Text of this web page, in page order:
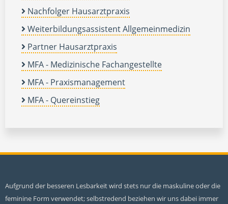
Nachfolger Hausarztpraxis
Weiterbildungsassistent Allgemeinmedizin
Partner Hausarztpraxis
MFA - Medizinische Fachangestellte
MFA - Praxismanagement
MFA - Quereinstieg
Aufgrund der besseren Lesbarkeit wird stets nur die maskuline oder die
feminine Form verwendet; selbstredend beziehen wir uns dabei immer